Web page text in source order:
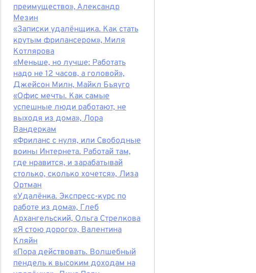
преимущество», Александр
Мезин
«Записки удалёнщика. Как стать
крутым фрилансером», Миля
Котлярова
«Меньше, но лучше: Работать
надо не 12 часов, а головой»,
Джейсон Милн, Майкл Бьяуго
«Офис мечты. Как самые
успешные люди работают, не
выходя из дома», Лора
Вандеркам
«Фриланс с нуля, или Свободные
воины Интернета. Работай там,
где нравится, и зарабатывай
столько, сколько хочется», Лиза
Ортман
«Удалёнка. Экспресс-курс по
работе из дома», Глеб
Архангельский, Ольга Стрелкова
«Я стою дорого», Валентина
Кляйн
«Пора действовать. Волшебный
пендель к высоким доходам на